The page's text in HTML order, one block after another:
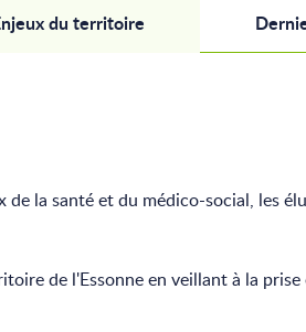
du territoire
la santé et du médico-social, les
de l'Essonne en veillant à la